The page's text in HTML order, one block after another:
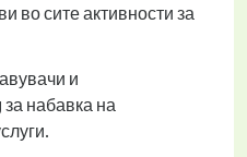
во сите активности за
и
набавка на